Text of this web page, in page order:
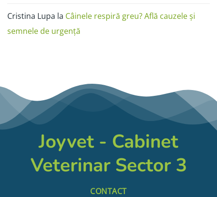
Cristina Lupa la Câinele respiră greu? Află cauzele și
semnele de urgență
Joyvet - Cabinet
Veterinar Sector 3
CONTACT